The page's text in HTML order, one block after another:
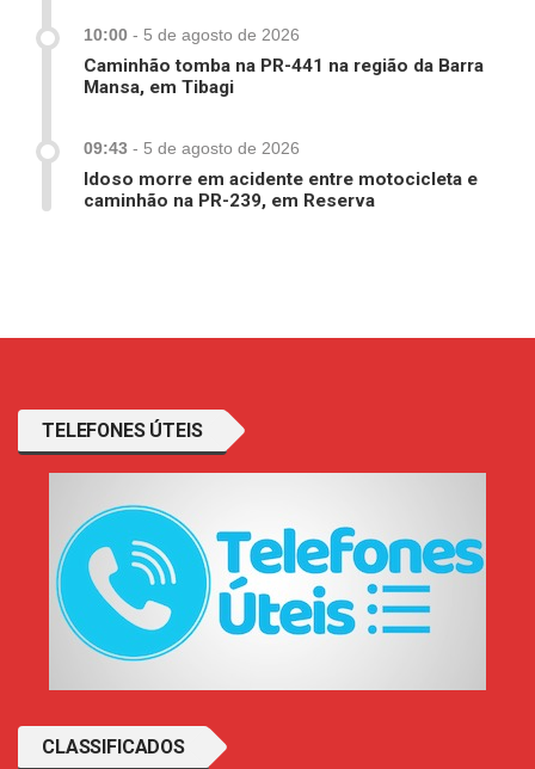
10:00 - 5 de agosto de 2026
Caminhão tomba na PR-441 na região da Barra
Mansa, em Tibagi
09:43 - 5 de agosto de 2026
Idoso morre em acidente entre motocicleta e
caminhão na PR-239, em Reserva
TELEFONES ÚTEIS
CLASSIFICADOS